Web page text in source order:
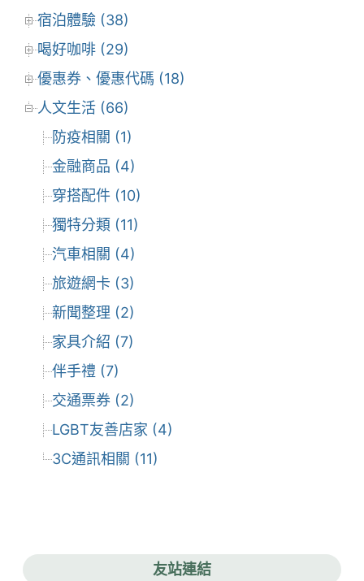
宿泊體驗 (38)
喝好咖啡 (29)
優惠券、優惠代碼 (18)
人文生活 (66)
防疫相關 (1)
金融商品 (4)
穿搭配件 (10)
獨特分類 (11)
汽車相關 (4)
旅遊網卡 (3)
新聞整理 (2)
家具介紹 (7)
伴手禮 (7)
交通票券 (2)
LGBT友善店家 (4)
3C通訊相關 (11)
友站連結